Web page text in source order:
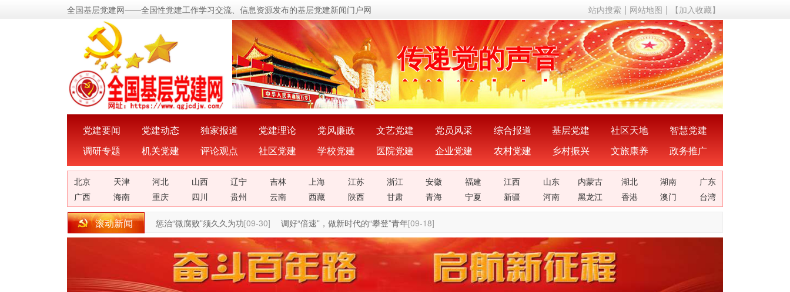
全国基层党建网——全国性党建工作学习交流、信息资源发布的基层党建新闻门户网 站内搜索 网站地图 【加入收藏】
传递党的声音
关注党建动态
展示党建成果
宣传党建成就
传播党建理论
密切党群关系
传递党的声音
党建要闻 党建动态 独家报道 党建理论 党风廉政 文艺党建 党员风采 综合报道 基层党建 社区天地
智慧党建
调研专题
机关党建 评论观点 社区党建 学校党建 医院党建 企业党建 农村党建 乡村振兴 文旅康养 政务推广
北京 天津 河北 山西 辽宁 吉林 上海 江苏 浙江 安徽 福建 江西 山东 内蒙古 湖北 湖南
广东
广西
海南 重庆 四川 贵州 云南 西藏 陕西 甘肃 青海 宁夏 新疆 河南 黑龙江 香港 澳门 台湾
滚动新闻 惩治“微腐败”须久久为功[09-30] 调好“倍速”，做新时代的“攀登”青年[09-18]